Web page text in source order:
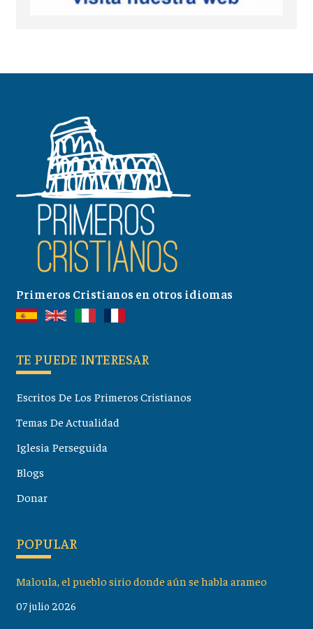
Primeros Cristianos en otros idiomas
TE PUEDE INTERESAR
Escritos De Los Primeros Cristianos
Temas De Actualidad
Iglesia Perseguida
Blogs
Donar
POPULAR
Maloula, el pueblo sirio donde aún se habla arameo
07 julio 2026